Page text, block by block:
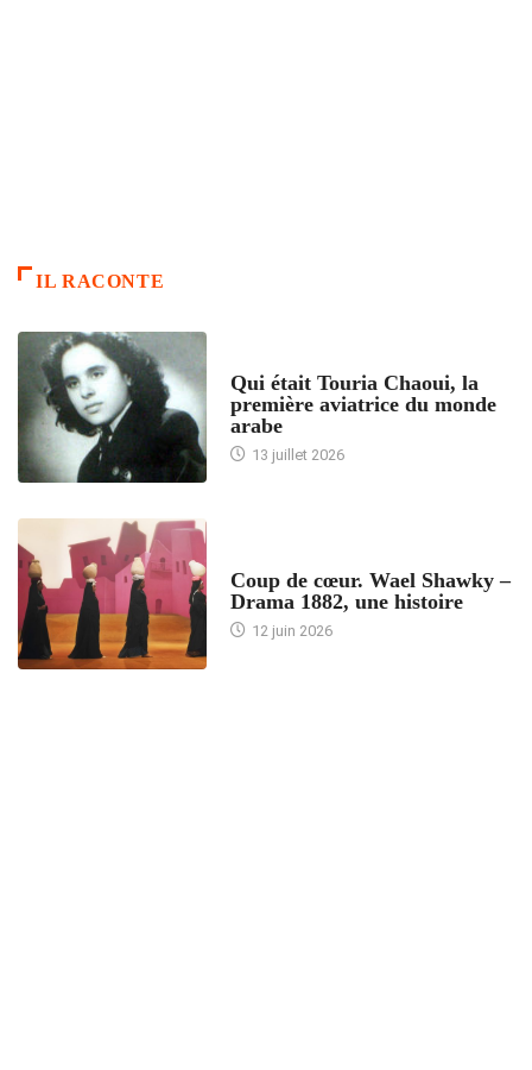
IL RACONTE
Qui était Touria Chaoui, la
première aviatrice du monde
arabe
13 juillet 2026
Coup de cœur. Wael Shawky –
Drama 1882, une histoire
12 juin 2026